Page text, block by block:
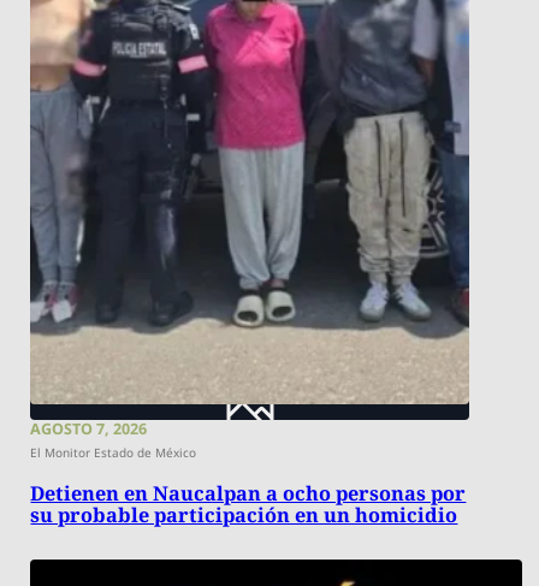
AGOSTO 7, 2026
El Monitor Estado de México
Detienen en Naucalpan a ocho personas por
su probable participación en un homicidio